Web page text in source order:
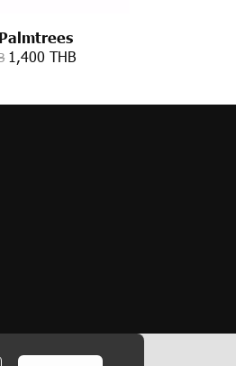
1,400 THB